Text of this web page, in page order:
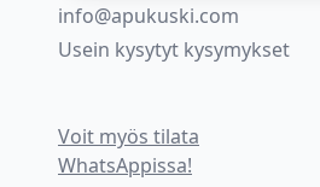
info@apukuski.com
Usein kysytyt kysymykset
Voit myös tilata
WhatsAppissa!